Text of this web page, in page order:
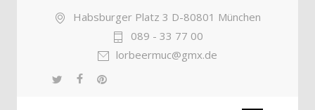
Habsburger Platz 3 D-80801 München
089 - 33 77 00
lorbeermuc@gmx.de